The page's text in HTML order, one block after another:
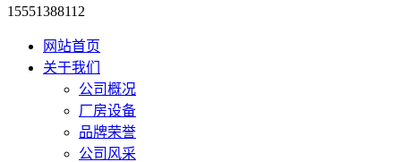
15551388112
网站首页
关于我们
公司概况
厂房设备
品牌荣誉
公司风采